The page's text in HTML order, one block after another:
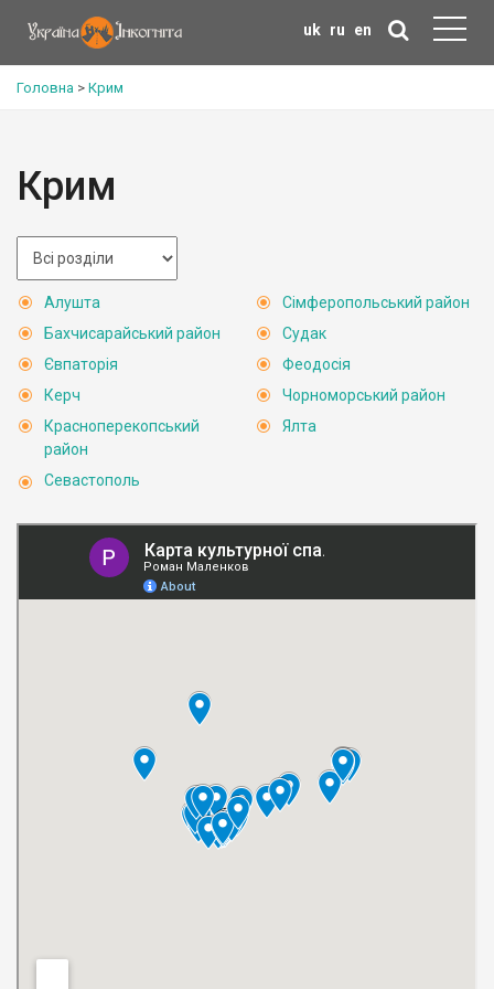
uk ru en
Головна > Крим
Крим
Алушта
Бахчисарайський район
Євпаторія
Керч
Красноперекопський
район
Севастополь
Сімферопольський район
Судак
Феодосія
Чорноморський район
Ялта